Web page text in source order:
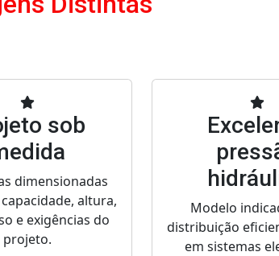
sob
dimensionadas
altura,
e exigências do
projeto.
Modelo
distribuição
em sistemas